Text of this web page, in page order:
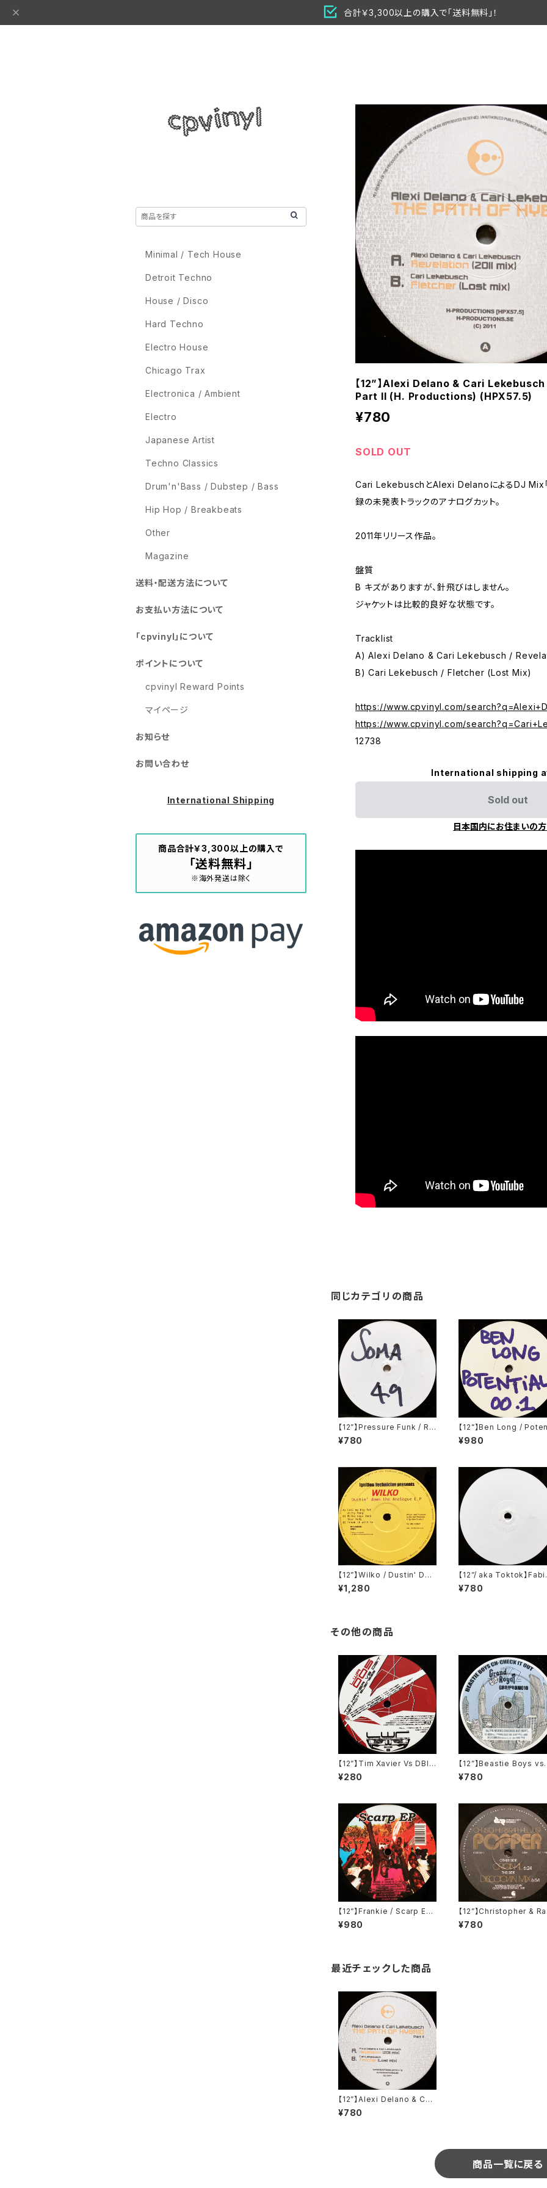
合計￥3,300以上の購入で「送料無料」！
【12”】Alexi Delano & Cari
Part II (H. Productions) (HPX57.5)
¥780
SOLD OUT
Cari LekebuschとAlexi DelanoによるDJ Mix
録の未発表トラックのアナログカット。
2011年リリース作品。
盤質
B キズがありますが、針飛びはしません。
ジャケットは比較的良好な状態です。
Tracklist
A) Alexi Delano & Cari Lekebusch /
B) Cari Lekebusch / Fletcher (Lost Mix)
https://www.cpvinyl.com/
https://www.cpvinyl.com/
12738
International shipping
Sold out
日本国内にお住まいの
同じカテゴリの商品
【12”】Pressure Funk / Ra
w Spirit (Soma Quality R
ecordings) (SOMA 49)
¥780
【12”】Ben Long /
al 001 (Potential)
01)
¥980
【12”】Wilko / Dustin' Dow
n The Analogue E.P (Igni
tion Records) (IGT 010)
¥1,280
【12”/ aka Toktok】
Feyerabendt / Moabit
ules (V-Records)
¥780
その他の商品
【12”】Tim Xavier Vs DBIT
/ Detroit Business (Live
Wire Records) (LWR00
¥280
【12”】Beastie Boys
ason Nevins / Ch-
It Out (Remix)
¥780
【12”】Frankie / Scarp EP
(Faste Music) (FASTE01)
¥980
【12”】Christopher &
ael Just / Popper
bination Records)
¥780
最近チェックした商品
【12”】Alexi Delano & Cari
Lekebusch / The Path O
f Hybrid Part II (H. Produ
¥780
商品一覧に戻る
Minimal / Tech House
Detroit Techno
House / Disco
Hard Techno
Electro House
Chicago Trax
Electronica / Ambient
Electro
Japanese Artist
Techno Classics
Drum'n'Bass / Dubstep / Bass
Hip Hop / Breakbeats
Other
Magazine
送料・配送方法について
お支払い方法について
「cpvinyl」について
ポイントについて
cpvinyl Reward Points
マイページ
お知らせ
お問い合わせ
International Shipping
商品合計￥3,300以上の購入で
「送料無料」
※海外発送は除く